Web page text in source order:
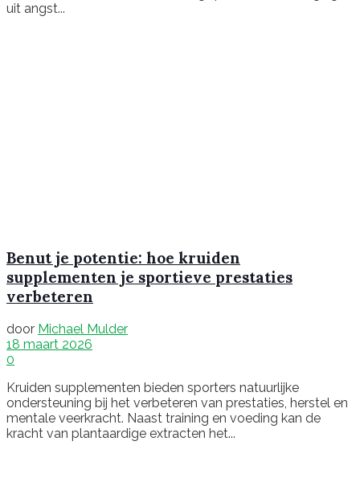
uit angst...
Benut je potentie: hoe kruiden
supplementen je sportieve prestaties
verbeteren
door Michael Mulder
18 maart 2026
0
Kruiden supplementen bieden sporters natuurlijke
ondersteuning bij het verbeteren van prestaties, herstel en
mentale veerkracht. Naast training en voeding kan de
kracht van plantaardige extracten het...